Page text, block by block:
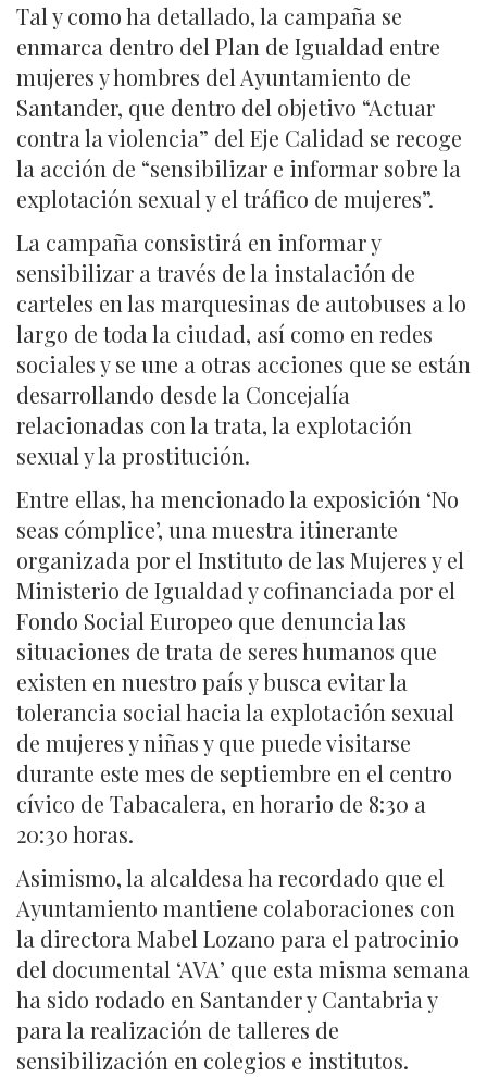
Tal y como ha detallado, la campaña se
enmarca dentro del Plan de Igualdad entre
mujeres y hombres del Ayuntamiento de
Santander, que dentro del objetivo “Actuar
contra la violencia” del Eje Calidad se recoge
la acción de “sensibilizar e informar sobre la
explotación sexual y el tráfico de mujeres”.
La campaña consistirá en informar y
sensibilizar a través de la instalación de
carteles en las marquesinas de autobuses a lo
largo de toda la ciudad, así como en redes
sociales y se une a otras acciones que se están
desarrollando desde la Concejalía
relacionadas con la trata, la explotación
sexual y la prostitución.
Entre ellas, ha mencionado la exposición ‘No
seas cómplice’, una muestra itinerante
organizada por el Instituto de las Mujeres y el
Ministerio de Igualdad y cofinanciada por el
Fondo Social Europeo que denuncia las
situaciones de trata de seres humanos que
existen en nuestro país y busca evitar la
tolerancia social hacia la explotación sexual
de mujeres y niñas y que puede visitarse
durante este mes de septiembre en el centro
cívico de Tabacalera, en horario de 8:30 a
20:30 horas.
Asimismo, la alcaldesa ha recordado que el
Ayuntamiento mantiene colaboraciones con
la directora Mabel Lozano para el patrocinio
del documental ‘AVA’ que esta misma semana
ha sido rodado en Santander y Cantabria y
para la realización de talleres de
sensibilización en colegios e institutos.